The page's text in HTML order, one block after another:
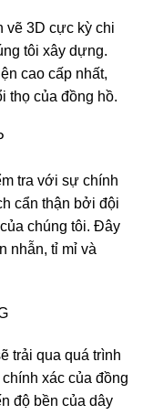
3D cực kỳ chi
tôi xây dựng.
cao cấp nhất,
thọ của đồng hồ.
tra với sự chính
cẩn thận bởi đội
chúng tôi. Đây
nhẫn, tỉ mỉ và
trải qua quá trình
xác của đồng
độ bền của dây